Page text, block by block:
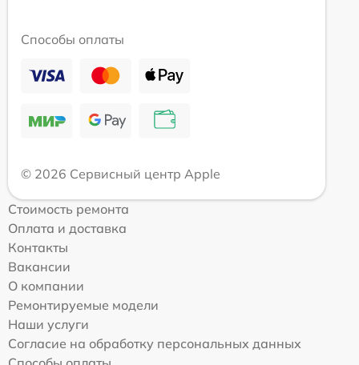
Способы оплаты
© 2026 Сервисный центр Apple
Стоимость ремонта
Оплата и доставка
Контакты
Вакансии
О компании
Ремонтируемые модели
Наши услуги
Согласие на обработку персональных данных